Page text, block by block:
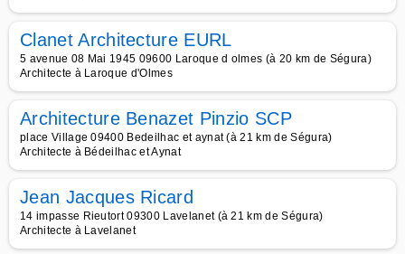
Clanet Architecture EURL
5 avenue 08 Mai 1945 09600 Laroque d olmes (à 20 km de Ségura)
Architecte à Laroque d'Olmes
Architecture Benazet Pinzio SCP
place Village 09400 Bedeilhac et aynat (à 21 km de Ségura)
Architecte à Bédeilhac et Aynat
Jean Jacques Ricard
14 impasse Rieutort 09300 Lavelanet (à 21 km de Ségura)
Architecte à Lavelanet